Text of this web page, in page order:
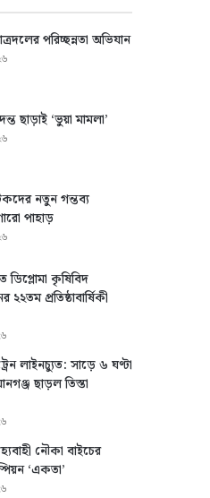
পরিচ্ছন্নতা অভিযান
ছাড়াই ‘ভুয়া মামলা’
নতুন গন্তব্য
পাহাড়
ডিপ্লোমা কৃষিবিদ
২২তম প্রতিষ্ঠাবার্ষিকী
লাইনচ্যুত: সাড়ে ৬ ঘণ্টা
ছাড়ল তিস্তা
নৌকা বাইচের
‘একতা’